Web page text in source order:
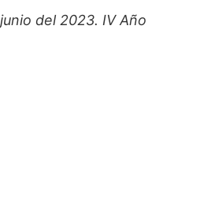
del 2023. IV Año